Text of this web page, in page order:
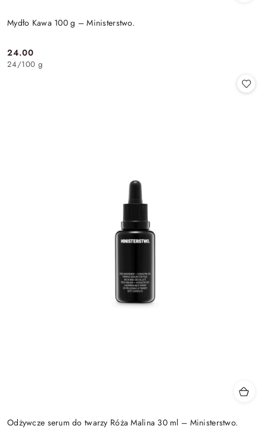
Mydło Kawa 100 g – Ministerstwo.
Cena:
24.00
24/100 g
Odżywcze serum do twarzy Róża Malina 30 ml – Ministerstwo.